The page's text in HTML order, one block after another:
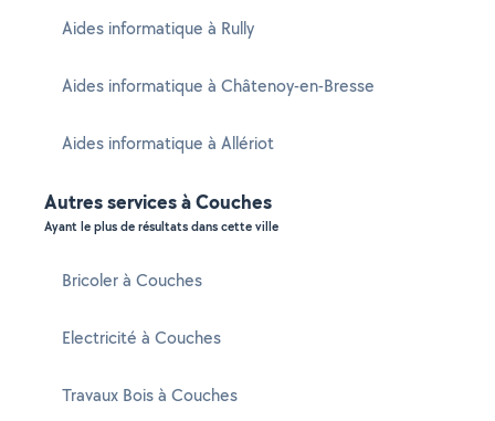
Aides informatique à Rully
Aides informatique à Châtenoy-en-Bresse
Aides informatique à Allériot
Autres services à Couches
Ayant le plus de résultats dans cette ville
Bricoler à Couches
Electricité à Couches
Travaux Bois à Couches